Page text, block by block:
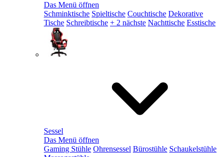
Das Menü öffnen
Schminktische Spieltische Couchtische Dekorative
Tische Schreibtische + 2 nächste Nachttische Esstische
Sessel
Das Menü öffnen
Gaming Stühle Ohrensessel Bürostühle Schaukelstühle